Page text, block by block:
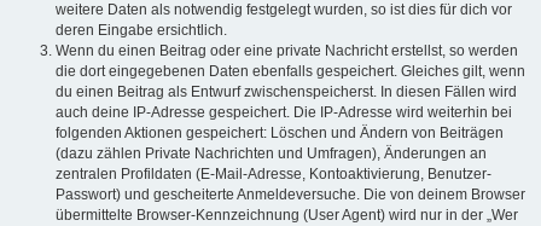
weitere Daten als notwendig festgelegt wurden, so ist dies für dich vor
deren Eingabe ersichtlich.
Wenn du einen Beitrag oder eine private Nachricht erstellst, so werden
die dort eingegebenen Daten ebenfalls gespeichert. Gleiches gilt, wenn
du einen Beitrag als Entwurf zwischenspeicherst. In diesen Fällen wird
auch deine IP-Adresse gespeichert. Die IP-Adresse wird weiterhin bei
folgenden Aktionen gespeichert: Löschen und Ändern von Beiträgen
(dazu zählen Private Nachrichten und Umfragen), Änderungen an
zentralen Profildaten (E-Mail-Adresse, Kontoaktivierung, Benutzer-
Passwort) und gescheiterte Anmeldeversuche. Die von deinem Browser
übermittelte Browser-Kennzeichnung (User Agent) wird nur in der „Wer